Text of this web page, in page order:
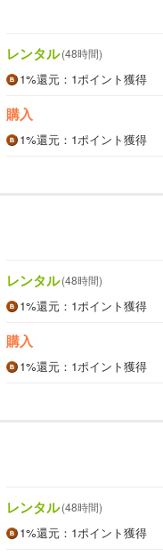
レンタル(48時間)
1%還元 ：1ポイント獲得
購入
1%還元 ：1ポイント獲得
レンタル(48時間)
1%還元 ：1ポイント獲得
購入
1%還元 ：1ポイント獲得
レンタル(48時間)
1%還元 ：1ポイント獲得